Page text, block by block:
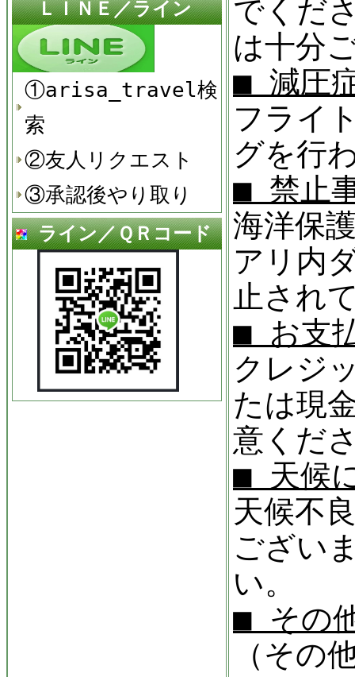
ＬＩＮＥ／ライン
①arisa_travel検
索
②友人リクエスト
③承認後やり取り
ライン／ＱＲコード
でくだ
は十分
■ 減圧
フライ
グを行
■ 禁止
海洋保
アリ内
止され
■ お支
クレジ
たは現
意くだ
■ 天候
天候不
ござい
い。
■ その
（その